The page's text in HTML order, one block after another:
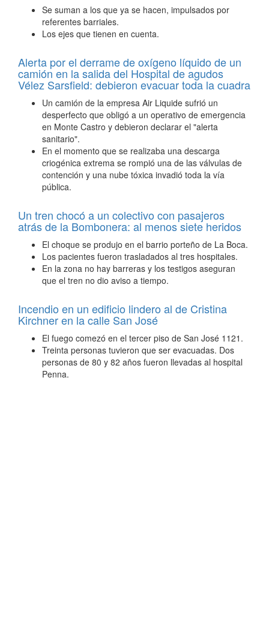
Se suman a los que ya se hacen, impulsados por
referentes barriales.
Los ejes que tienen en cuenta.
Alerta por el derrame de oxígeno líquido de un
camión en la salida del Hospital de agudos
Vélez Sarsfield: debieron evacuar toda la cuadra
Un camión de la empresa Air Liquide sufrió un
desperfecto que obligó a un operativo de emergencia
en Monte Castro y debieron declarar el "alerta
sanitario".
En el momento que se realizaba una descarga
criogénica extrema se rompió una de las válvulas de
contención y una nube tóxica invadió toda la vía
pública.
Un tren chocó a un colectivo con pasajeros
atrás de la Bombonera: al menos siete heridos
El choque se produjo en el barrio porteño de La Boca.
Los pacientes fueron trasladados al tres hospitales.
En la zona no hay barreras y los testigos aseguran
que el tren no dio aviso a tiempo.
Incendio en un edificio lindero al de Cristina
Kirchner en la calle San José
El fuego comezó en el tercer piso de San José 1121.
Treinta personas tuvieron que ser evacuadas. Dos
personas de 80 y 82 años fueron llevadas al hospital
Penna.